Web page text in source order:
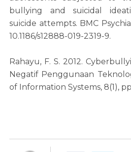
bullying and suicidal
suicide attempts. BMC
10.1186/s12888-019-2319-9.
Rahayu, F. S. 2012.
Negatif Penggunaan
of Information Systems, 8(1),